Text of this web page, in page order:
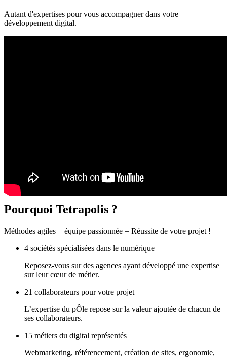
Autant d'expertises pour vous accompagner dans votre
développement digital.
Pourquoi Tetrapolis ?
Méthodes agiles + équipe passionnée = Réussite de votre projet !
4 sociétés spécialisées dans le numérique
Reposez-vous sur des agences ayant développé une expertise
sur leur cœur de métier.
21 collaborateurs pour votre projet
L’expertise du pÔle repose sur la valeur ajoutée de chacun de
ses collaborateurs.
15 métiers du digital représentés
Webmarketing, référencement, création de sites, ergonomie,